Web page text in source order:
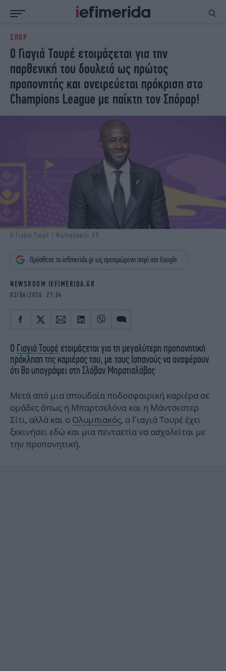
ΕΙΔΗΣΕΙΣ
NON PAPER
ΕΛΛΑΔΑ
ΟΙΚΟΝΟΜΙΑ
ΚΟΣΜΟΣ
ΠΟΛΙΤΙΣΜΟΣ
ΠΑΝΕΛΛΗΝΙΕΣ
ΖΩΗ
ΣΠΟΡ
ΓΥΝΑΙΚΑ
ENGLISH EDITION
STORIES
ΥΓΕΙΑ
ΟΛΥΜΠΙΑΚΟΙ ΑΓΩΝΕΣ
PODCAST
iAUTOKINITO
iGASTRONOMIE
iBOOKS
ΖΩΔΙΑ
MEDIA
ELAMEFORA
NEWSLETTER
ΣΠΟΡ
Ο Γιαγιά Τουρέ ετοιμάζεται για την
παρθενική του δουλειά ως πρώτος
προπονητής και ονειρεύεται πρόκριση στο
Champions League με παίκτη τον Σπόραρ!
Ο Γιαγιά Τουρέ / Φωτογραφία: AP
Πρόσθεσε το iefimerida.gr ως προτιμώμενη πηγή στη Google
NEWSROOM IEFIMERIDA.GR
02/06/2026 21:24
Ο Γιαγιά Τουρέ ετοιμάζεται για τη μεγαλύτερη προπονητική
πρόκληση της καριέρας του, με τους Ισπανούς να αναφέρουν
ότι θα υπογράψει στη Σλόβαν Μπρατισλάβας
Μετά από μια σπουδαία ποδοσφαιρική καριέρα σε
ομάδες όπως η Μπαρτσελόνα και η Μάντσεστερ
Σίτι, αλλά και ο Ολυμπιακός, ο Γιαγιά Τουρέ έχει
ξεκινήσει εδώ και μια πενταετία να ασχολείται με
την προπονητική.